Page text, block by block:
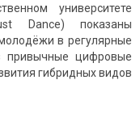
университете
Dance) показаны
в регулярные
привычные цифровые
гибридных видов